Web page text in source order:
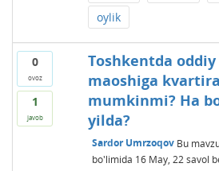
oylik
0
ovoz
1
javob
Toshkentda
maoshiga
mumkinmi? Ha
yilda?
Sardor Umrzoqov Bu
bo'limida 16 May, 22 savol